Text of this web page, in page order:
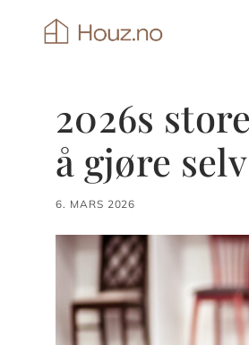
2026s
å gjøre selv
6. MARS 2026